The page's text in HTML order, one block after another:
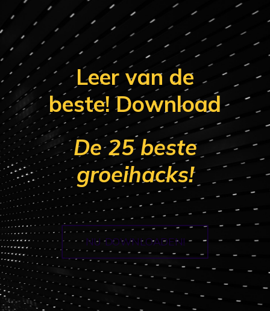
Leer van de
beste! Download
De 25 beste
groeihacks!
NU DOWNLOADEN!